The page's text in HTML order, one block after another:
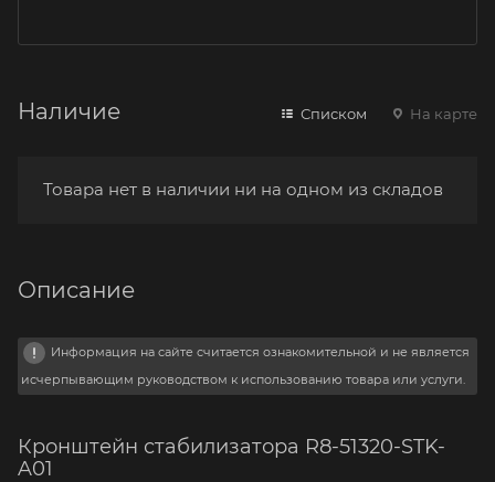
Наличие Списком На карте
Товара нет в наличии ни на одном из складов
Описание
Информация на сайте считается ознакомительной и не является
исчерпывающим руководством к использованию товара или услуги.
Кронштейн стабилизатора R8-51320-STK-
A01